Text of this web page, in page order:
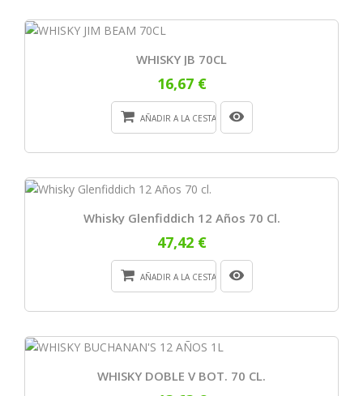
WHISKY JB 70CL
16,67 €
AÑADIR A LA CESTA
Whisky Glenfiddich 12 Años 70 Cl.
47,42 €
AÑADIR A LA CESTA
WHISKY DOBLE V BOT. 70 CL.